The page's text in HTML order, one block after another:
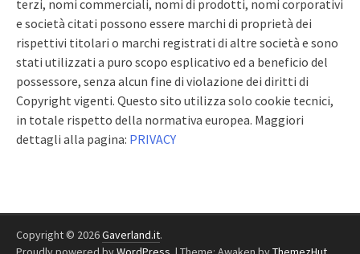
terzi, nomi commerciali, nomi di prodotti, nomi corporativi
e società citati possono essere marchi di proprietà dei
rispettivi titolari o marchi registrati di altre società e sono
stati utilizzati a puro scopo esplicativo ed a beneficio del
possessore, senza alcun fine di violazione dei diritti di
Copyright vigenti. Questo sito utilizza solo cookie tecnici,
in totale rispetto della normativa europea. Maggiori
dettagli alla pagina: PRIVACY
Copyright © 2026Gaverland.it.